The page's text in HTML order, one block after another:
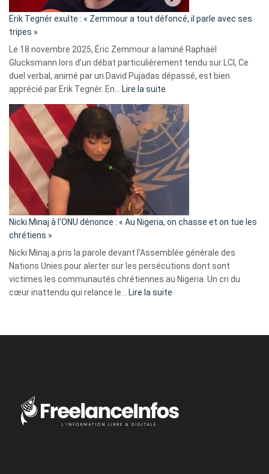
«
C’est
fake
news
»
Erik Tegnér exulte : « Zemmour a tout défoncé, il parle avec ses
tripes »
Le 18 novembre 2025, Éric Zemmour a laminé Raphaël
Glucksmann lors d’un débat particulièrement tendu sur LCI, Ce
duel verbal, animé par un David Pujadas dépassé, est bien
apprécié par Erik Tegnér. En…
Lire la suite
Tegnér
exulte
« Zemmour
a
tout
parle
ses
tripes »
Nicki Minaj à l’ONU dénonce : « Au Nigeria, on chasse et on tue les
chrétiens »
Nicki Minaj a pris la parole devant l’Assemblée générale des
Nations Unies pour alerter sur les persécutions dont sont
victimes les communautés chrétiennes au Nigeria. Un cri du
cœur inattendu qui relance le…
Lire la suite
Nigeria,